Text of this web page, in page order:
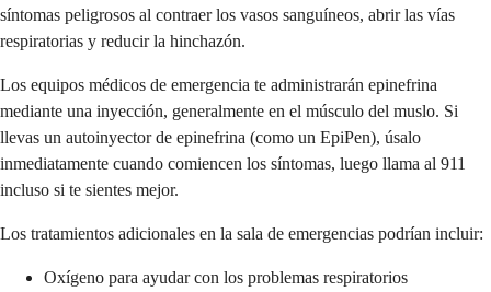
síntomas peligrosos al contraer los vasos sanguíneos, abrir las vías
respiratorias y reducir la hinchazón.
Los equipos médicos de emergencia te administrarán epinefrina
mediante una inyección, generalmente en el músculo del muslo. Si
llevas un autoinyector de epinefrina (como un EpiPen), úsalo
inmediatamente cuando comiencen los síntomas, luego llama al 911
incluso si te sientes mejor.
Los tratamientos adicionales en la sala de emergencias podrían incluir:
Oxígeno para ayudar con los problemas respiratorios